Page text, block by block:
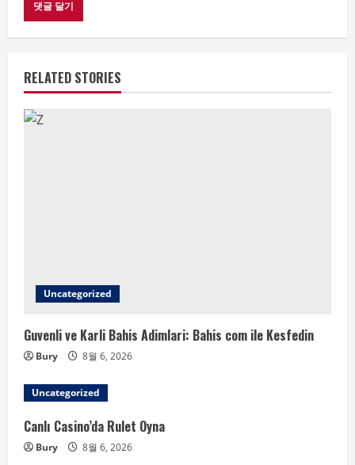
RELATED STORIES
Uncategorized
Guvenli ve Karli Bahis Adimlari: Bahis com ile Kesfedin
Bury 8월 6, 2026
Uncategorized
Canlı Casino’da Rulet Oyna
Bury 8월 6, 2026